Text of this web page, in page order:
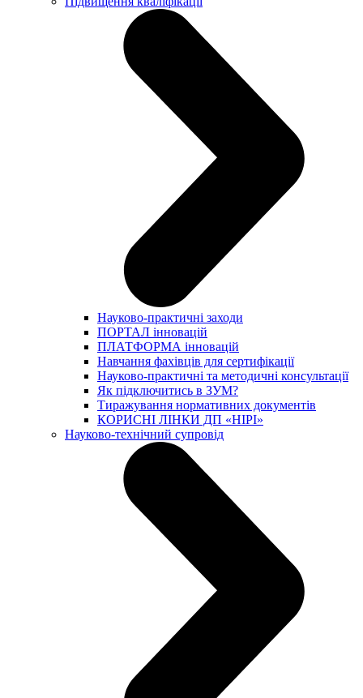
Науково-практичні заходи
ПОРТАЛ інновацій
ПЛАТФОРМА інновацій
Навчання фахівців для сертифікації
Науково-практичні та методичні консультації
Як підключитись в ЗУМ?
Тиражування нормативних документів
КОРИСНІ ЛІНКИ ДП «НІРІ»
Науково-технічний супровід